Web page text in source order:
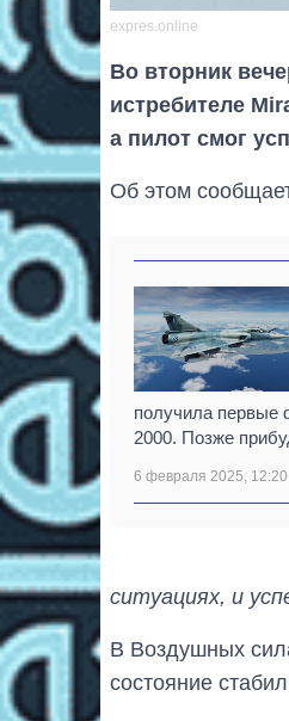
expres.online
Во вторник
истребителе
а пилот смог
Об этом
получила первые
2000. Позже
6 февраля 2025, 12:20
ситуациях, и
В Воздушных
состояние